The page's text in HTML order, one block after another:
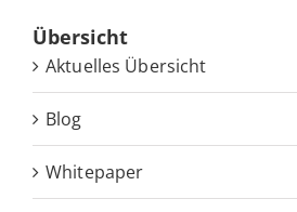
Über­sicht
Ak­tu­el­les Übersicht
Blog
White­pa­per